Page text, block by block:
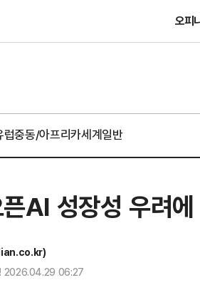
오피
럽중동/아프리카세계일반
픈AI 성장성 우
2026.04.29 06:27